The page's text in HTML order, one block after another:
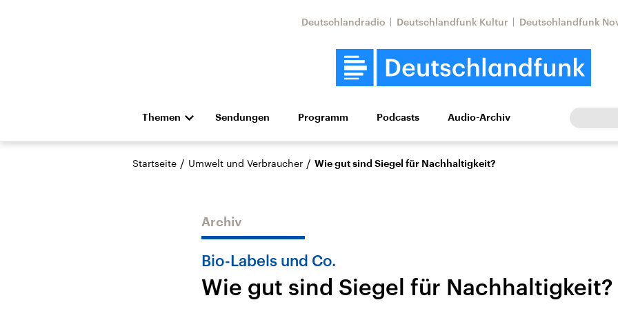
Deutschlandradio Deutschlandfunk Kultur Deutschlandfunk
Themen
Die Nachrichten Politik Wirtschaft Wissen Kultur Europa
Hörspiel und Feature Musik
Landtagswahl Sachsen-
USA
Nahostkonflikt
Iran
Aktuelle Lage und
Sendungen Programm Podcasts Audio-Archiv
Startseite / Umwelt und Verbraucher / Wie gut sind Siegel für Nachhaltigkeit?
Archiv
Bio-Labels und Co.
Wie gut sind Siegel für Nachhaltigkeit?